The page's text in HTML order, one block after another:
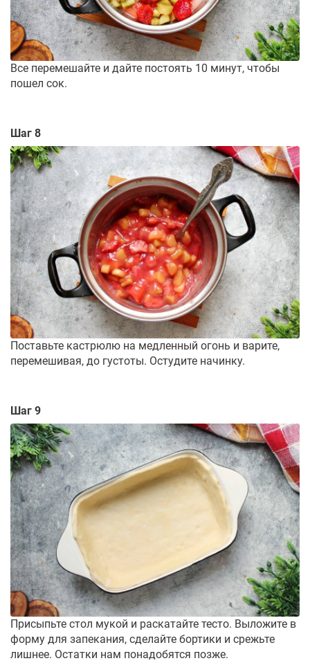
Все перемешайте и дайте постоять 10 минут, чтобы
пошел сок.
Шаг 8
Поставьте кастрюлю на медленный огонь и варите,
перемешивая, до густоты. Остудите начинку.
Шаг 9
Присыпьте стол мукой и раскатайте тесто. Выложите в
форму для запекания, сделайте бортики и срежьте
лишнее. Остатки нам понадобятся позже.